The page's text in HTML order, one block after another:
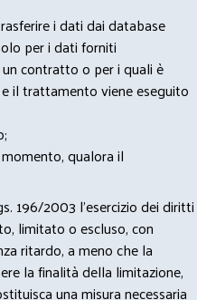
i dati dai database
per i dati forniti
un contratto o per i quali è
il trattamento viene eseguito
qualora il
196/2003 l’esercizio dei diritti
limitato o escluso, con
ritardo, a meno che la
la finalità della limitazione,
una misura necessaria